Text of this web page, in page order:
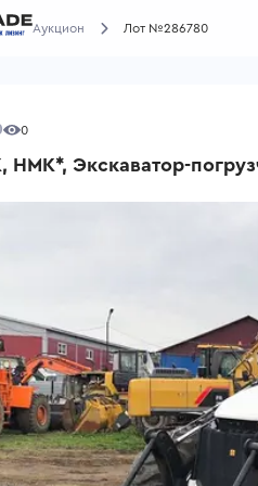
Аукцион Лот №286780
0
HMK*, Экскаватор-